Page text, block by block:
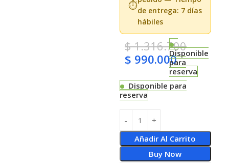
⏱️de entrega: 7 días
hábiles
$1.316.700
$ 990.000Disponible
para
reserva
Disponible para
reserva
Añadir Al Carrito
Buy Now